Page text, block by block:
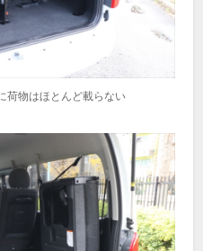
荷物はほとんど載らない